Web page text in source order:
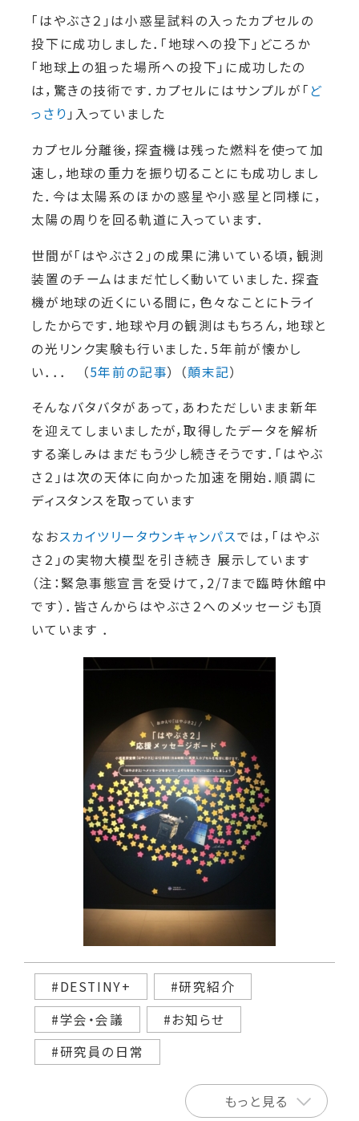
「はやぶさ２」は小惑星試料の入ったカプセルの
投下に成功しました．「地球への投下」どころか
「地球上の狙った場所への投下」に成功したの
は，驚きの技術です．カプセルにはサンプルが「ど
っさり 」入っていました
カプセル分離後，探査機は残った燃料を使って加
速し，地球の重力を振り切ることにも成功しまし
た．今は太陽系のほかの惑星や小惑星と同様に，
太陽の周りを回る軌道に入っています．
世間が「はやぶさ２」の成果に沸いている頃，観測
装置のチームはまだ忙しく動いていました．探査
機が地球の近くにいる間に，色々なことにトライ
したからです．地球や月の観測はもちろん，地球と
の光リンク実験も行いました．5年前が懐かし
い．．． （5年前の記事） （顛末記）
そんなバタバタがあって，あわただしいまま新年
を迎えてしまいましたが，取得したデータを解析
する楽しみはまだもう少し続きそうです．「はやぶ
さ２」は次の天体に向かった加速を開始．順調に
ディスタンスを取っています
なおスカイツリータウンキャンパスでは，「はやぶ
さ２」の実物大模型を引き続き 展示しています
（注：緊急事態宣言を受けて，2/7まで臨時休館中
です）．皆さんからはやぶさ２へのメッセージも頂
いています ．
#DESTINY+
#研究紹介
#学会・会議
#お知らせ
#研究員の日常
もっと見る